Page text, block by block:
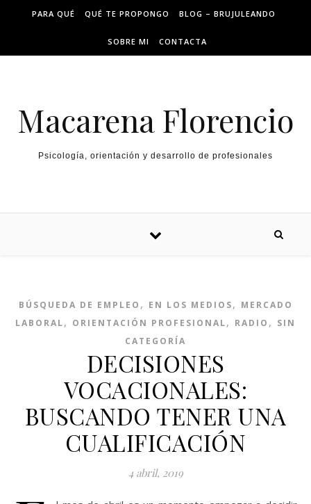
PARA QUÉ QUÉ TE PROPONGO BLOG – BRUJULEANDO
SOBRE MI CONTACTA
Macarena Florencio
Psicología, orientación y desarrollo de profesionales
BÚSQUEDA DE EMPLEO , EN LOS MEDIOS, MERCADO
LABORAL, ORIENTACIÓN PROFESIONAL, RADIO , SIN
CATEGORÍA
DECISIONES
VOCACIONALES:
BUSCANDO TENER UNA
CUALIFICACIÓN
4 abril, 2019